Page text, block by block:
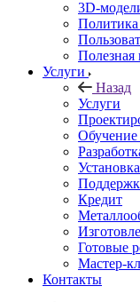
3D-
Политика
Услуги
Назад
Услуги
Обучение
Кредит
Готовые
Мастер-
Контакты